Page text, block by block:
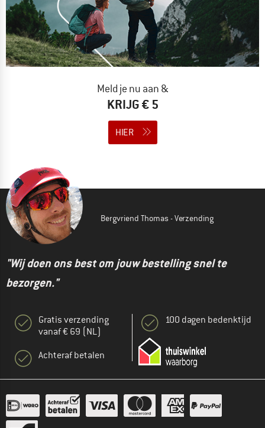
Meld je nu aan &
KRIJG € 5
HIER
Bergvriend Thomas - Verzending
"Wij doen ons best om jouw bestelling snel te
bezorgen."
Gratis verzending
vanaf € 69 (NL)
Achteraf betalen
100 dagen bedenktijd